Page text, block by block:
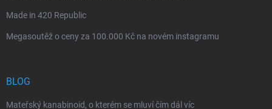
Made in 420 Republic
Megasoutěž o ceny za 100.000 Kč na novém instagramu
BLOG
Mateřský kanabinoid, o kterém se mluví čím dál víc